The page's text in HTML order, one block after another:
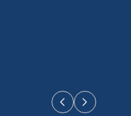
Productos